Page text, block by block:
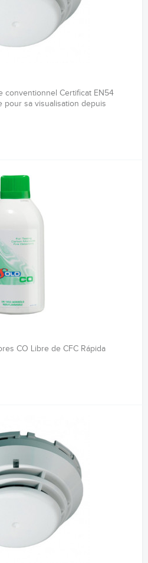
conventionnel Certificat EN54
pour sa visualisation depuis
CO Libre de CFC Rápida